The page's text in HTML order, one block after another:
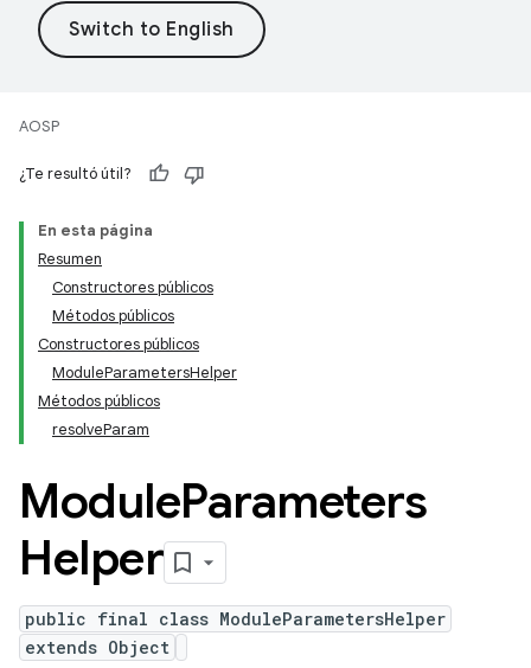
AOSP
¿Te resultó útil?
En esta página
Resumen
Constructores públicos
Métodos públicos
Constructores públicos
ModuleParametersHelper
Métodos públicos
resolveParam
ModuleParameters
Helper
public final class ModuleParametersHelper
extends Object